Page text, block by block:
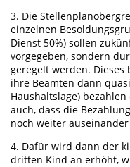
3. Die
einzelnen
Dienst 50%) sollen
vorgegeben, sondern
geregelt werden.
ihre Beamten dann
Haushaltslage)
auch, dass die
noch weiter
4. Dafür wird dann der
dritten Kind an erhöht,